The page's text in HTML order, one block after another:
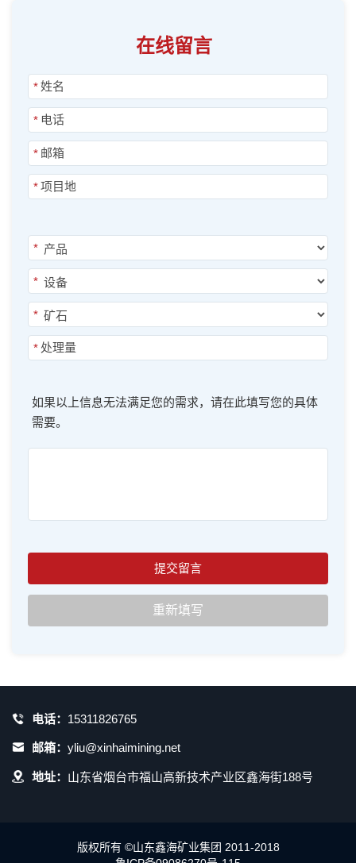
在线留言
*
*
*
*
*
*
*
*
如果以上信息无法满足您的需求，请在此填写您的具体
需要。
电话： 15311826765
邮箱： yliu@xinhaimining.net
地址： 山东省烟台市福山高新技术产业区鑫海街188号
版权所有 ©山东鑫海矿业集团 2011-2018